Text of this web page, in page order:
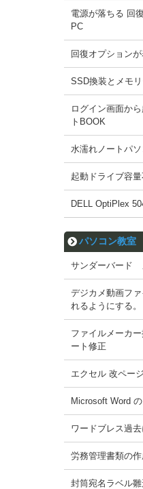
電源が落ちる 回
PC
回復オプション
SSD換装とメモ
ログイン画面か
トBOOK
水濡れノートパ
起動ドライブ容
DELL OptiPlex
パソコン教室
サンダーバード
デジカメ動画フ
れるようにする。
ファイルメーカ
ート修正
エクセル 改ペー
Microsoft Word
ワードブレス過
労務管理書類の
封筒宛名ラベル